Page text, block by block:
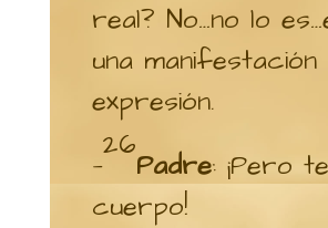
real? No…no lo
una manifestación
expresión.
—
26
Padre: ¡Pero
cuerpo!